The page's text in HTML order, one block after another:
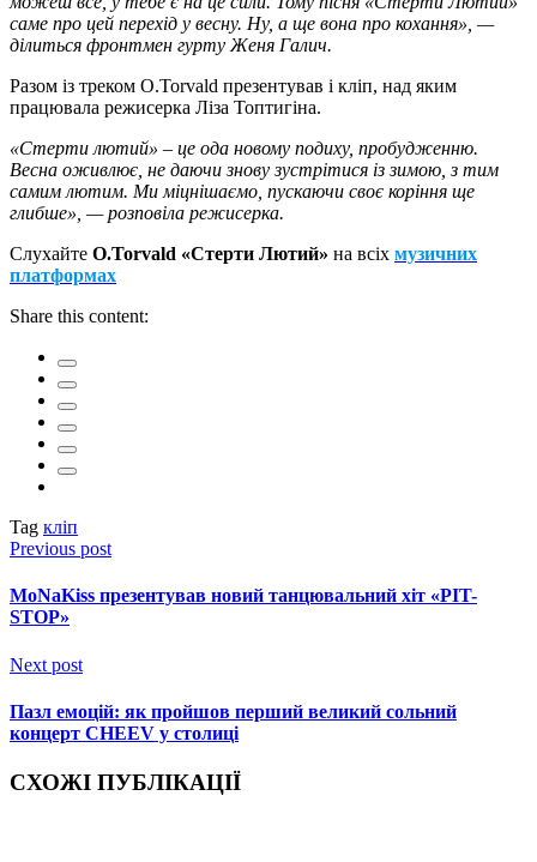
саме про цей перехід у весну. Ну, а ще вона про кохання», —
ділиться фронтмен гурту Женя Галич.
Разом із треком O.Torvald презентував і кліп, над яким
працювала режисерка Ліза Топтигіна.
«Стерти лютий» – це ода новому подиху, пробудженню.
Весна оживлює, не даючи знову зустрітися із зимою, з тим
самим лютим. Ми міцнішаємо, пускаючи своє коріння ще
глибше», — розповіла режисерка.
Слухайте O.Torvald «Стерти Лютий» на всіх музичних
платформах
Share this content:
Tag кліп
Previous post
MoNaKiss презентував новий танцювальний хіт «PIT-
STOP»
Next post
Пазл емоцій: як пройшов перший великий сольний
концерт CHEEV у столиці
СХОЖІ ПУБЛІКАЦІЇ